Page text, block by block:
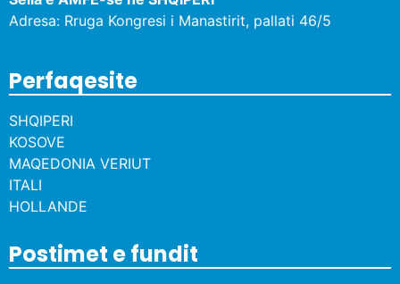
Adresa: Rruga Kongresi i Manastirit, pallati 46/5
Perfaqesite
SHQIPERI
KOSOVE
MAQEDONIA VERIUT
ITALI
HOLLANDE
Postimet e fundit